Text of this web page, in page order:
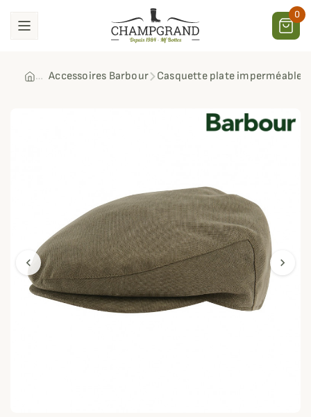
0
Accessoires Barbour Casquette plate imperméable
chevron_left chevron_right